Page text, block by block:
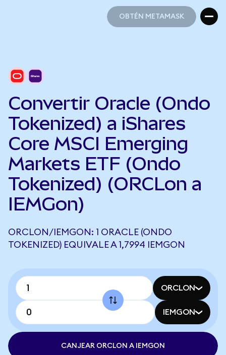
OBTÉN METAMASK
Convertir Oracle (Ondo
Tokenized) a iShares
Core MSCI Emerging
Markets ETF (Ondo
Tokenized) (ORCLon a
IEMGon)
ORCLON/IEMGON: 1 ORACLE (ONDO
TOKENIZED) EQUIVALE A 1,7994 IEMGON
ORCLON
IEMGON
CANJEAR ORCLON A IEMGON